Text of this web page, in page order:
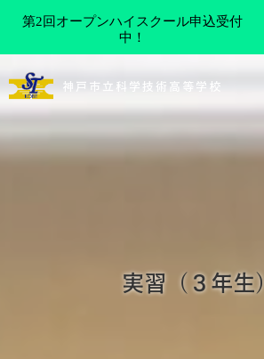
ン
ツ
へ
神戸市立科学技術高等学校
実習（３年生）
第2回オープンハイスクール申込受付
中！